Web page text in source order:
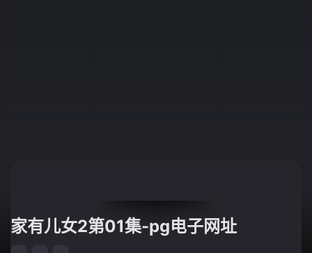
家有儿女2第01集-pg电子网址